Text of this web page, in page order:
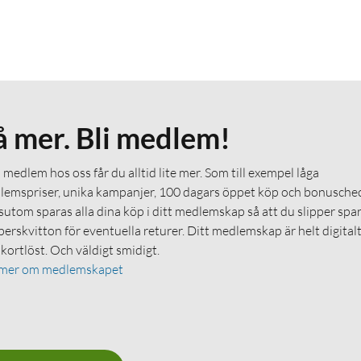
mer. Bli medlem!
medlem hos oss får du alltid lite mer. Som till exempel låga
unika kampanjer, 100 dagars öppet köp och
sparas alla dina köp i ditt medlemskap så att du slipper
för eventuella returer. Ditt medlemskap är helt
Och väldigt smidigt.
om medlemskapet